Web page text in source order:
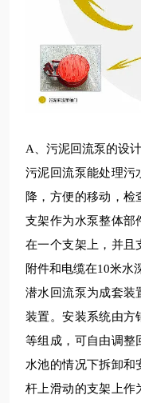
A、 污泥回流泵的设计
污泥回流泵能处理污
降，方便的移动，
支架作为水泵整体部
在一个支架上，并且
附件和电缆在10米水
潜水回流泵为成套装
装置。安装系统由方
等组成，可自由调整
水池的情况下拆卸和
杆上滑动的支架上作